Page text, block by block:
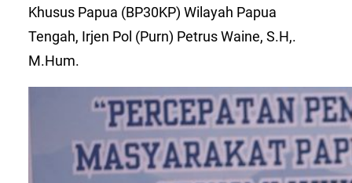
Khusus Papua (BP30KP) Wilayah Papua
Tengah, Irjen Pol (Purn) Petrus Waine, S.H,.
M.Hum.